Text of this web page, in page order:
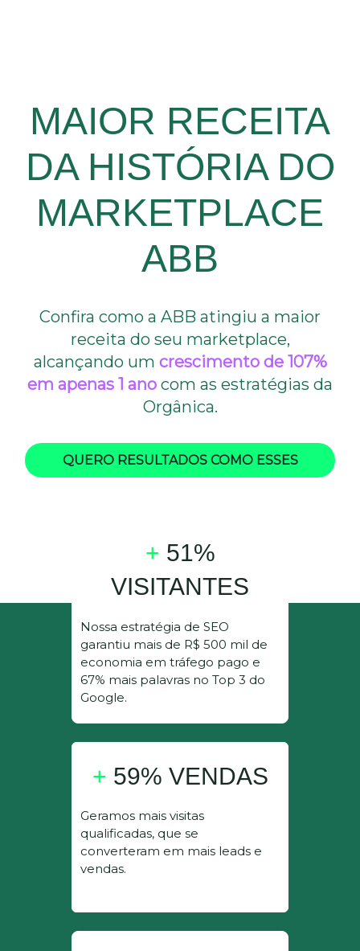
MAIOR RECEITA
DA HISTÓRIA DO
MARKETPLACE
ABB
Confira como a ABB atingiu a maior
receita do seu marketplace,
alcançando um crescimento de 107%
em apenas 1 ano com as estratégias da
Orgânica.
QUERO RESULTADOS COMO ESSES
+ 51%
VISITANTES
Nossa estratégia de SEO
garantiu mais de R$ 500 mil de
economia em tráfego pago e
67% mais palavras no Top 3 do
Google.
+ 59% VENDAS
Geramos mais visitas
qualificadas, que se
converteram em mais leads e
vendas.